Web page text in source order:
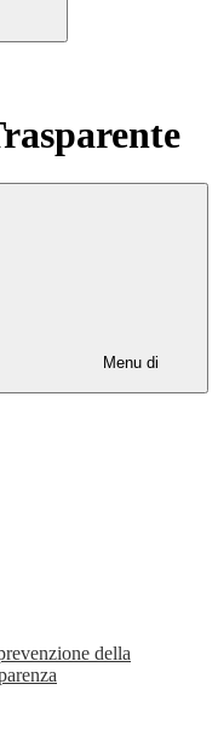
Menu di
della